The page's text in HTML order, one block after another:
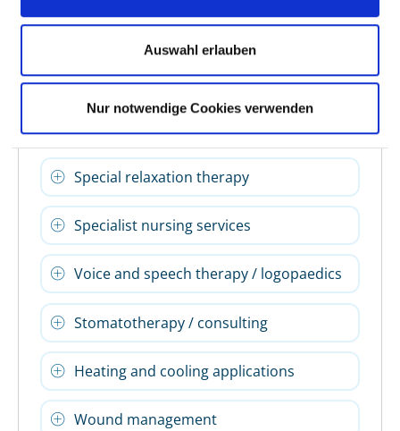
Auswahl erlauben
Nur notwendige Cookies verwenden
Back school / posture training / spinal
gymnastics
Pain therapy / management
Special relaxation therapy
Specialist nursing services
Voice and speech therapy / logopaedics
Stomatotherapy / consulting
Heating and cooling applications
Wound management